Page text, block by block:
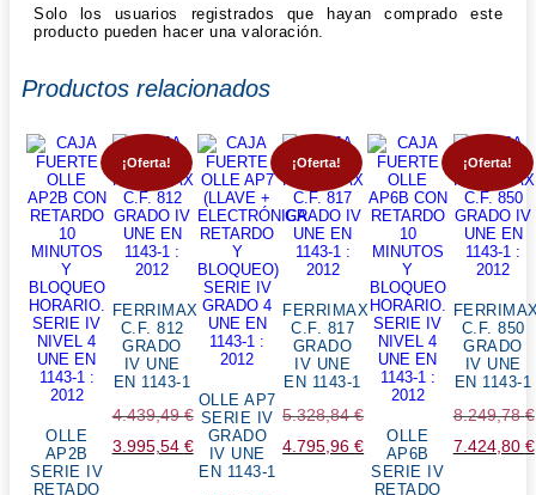
Solo los usuarios registrados que hayan comprado este
producto pueden hacer una valoración.
Productos relacionados
OLLE
AP2B
SERIE IV
RETADO
¡Oferta!
FERRIMAX
C.F. 812
GRADO
IV UNE
EN 1143-1
4.439,49€
El
3.995,54 €
OLLE AP7
SERIE IV
GRADO
IV UNE
EN 1143-1
¡Oferta!
FERRIMAX
C.F. 817
GRADO
IV UNE
EN 1143-1
5.328,84€
El
4.795,96€
OLLE
AP6B
SERIE IV
RETADO
¡Oferta!
C.F. 850
GRADO
IV UNE
EN 1143-1
8.249,78€
El
7.424,80 €